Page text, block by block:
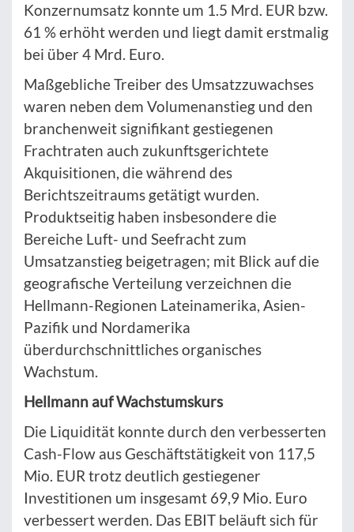
Konzernumsatz konnte um 1.5 Mrd. EUR bzw.
61 % erhöht werden und liegt damit erstmalig
bei über 4 Mrd. Euro.
Maßgebliche Treiber des Umsatzzuwachses
waren neben dem Volumenanstieg und den
branchenweit signifikant gestiegenen
Frachtraten auch zukunftsgerichtete
Akquisitionen, die während des
Berichtszeitraums getätigt wurden.
Produktseitig haben insbesondere die
Bereiche Luft- und Seefracht zum
Umsatzanstieg beigetragen; mit Blick auf die
geografische Verteilung verzeichnen die
Hellmann-Regionen Lateinamerika, Asien-
Pazifik und Nordamerika
überdurchschnittliches organisches
Wachstum.
Hellmann auf Wachstumskurs
Die Liquidität konnte durch den verbesserten
Cash-Flow aus Geschäftstätigkeit von 117,5
Mio. EUR trotz deutlich gestiegener
Investitionen um insgesamt 69,9 Mio. Euro
verbessert werden. Das EBIT beläuft sich für